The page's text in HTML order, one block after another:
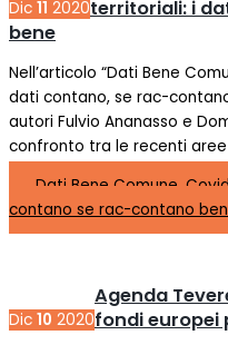
Dic 11 2020territoriali: i
bene
Nell’articolo “Dati Bene
dati contano, se rac-
autori Fulvio Ananasso e
confronto tra le recenti
Dati Bene Comune.
contano se rac-contano
Dic 10 2020
Agenda
fondi europei